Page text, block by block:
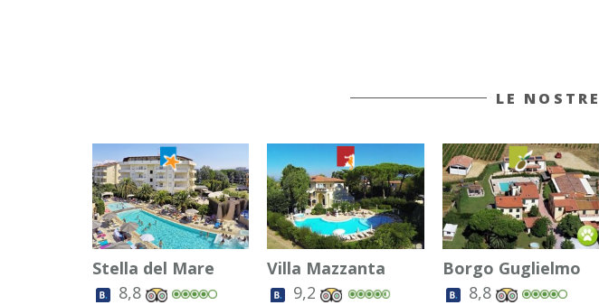
LE
Stella del Mare
8,8
Villa Mazzanta
9,2
Borgo Guglielmo
8,8